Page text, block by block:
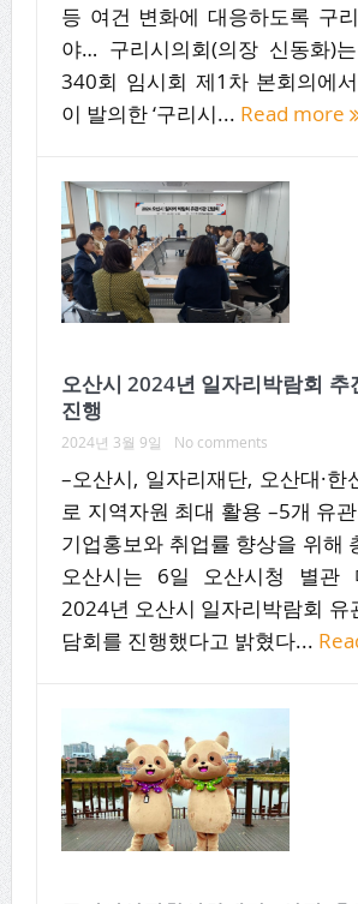
등 여건 변화에 대응하도록 구
야… 구리시의회(의장 신동화)
340회 임시회 제1차 본회의에
이 발의한 ‘구리시... Read more
오산시 2024년 일자리박람회 추
진행
2024년 3월 9일 No comments
–오산시, 일자리재단, 오산대·한
로 지역자원 최대 활용 –5개 유
기업홍보와 취업률 향상을 위해
오산시는 6일 오산시청 별관
2024년 오산시 일자리박람회 유
담회를 진행했다고 밝혔다...